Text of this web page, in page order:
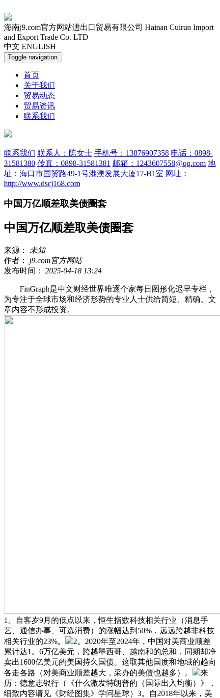
海南j9.com官方网站进出口贸易有限公司 Hainan Cuirun Import
and Export Trade Co. LTD
中文 ENGLISH
Toggle navigation
首页
关于我们
贸易动态
贸易资讯
联系我们
联系我们 联系人：陈女士 手机号：13876907358 电话：0898-
31581380 传真：0898-31581381 邮箱：1243607558@qq.com 地
址：海口市国贸路49-1号港澳发展大厦17-B1室 网址：
http://www.dscj168.com
中国万亿顺差取美债圈套
中国万亿顺差取美债圈套
来源：
未知
作者： j9.com官方网站
发布时间： 2025-04-18 13:24
FinGraph是中文财经世界唯逐个家每日图形化迟早专栏，
为专注于全球市场和经济形势的专业人士供给简短、精确、文
章内容不形成投资。
1。自客岁9月的低点以来，恒生指数科技相关行业（消息手
艺、通信办事、可选消费）的涨幅达到50%，远远跨越非科技
相关行业的23%。
2。2020年至2024年，中国对美商业顺差
累计达1。6万亿美元，跨越墨西哥、越南和的总和，同期却净
卖出1600亿美元的美国持久国债。这取其他国度和地域的趋向
各走各路（对美商业顺差越大，采办的美债也越多）。
来
历：德意志银行（《什么激发特朗普的（国际出入均衡）》，
细致内容请见《财经图集》学问星球）3。自2018年以来，美